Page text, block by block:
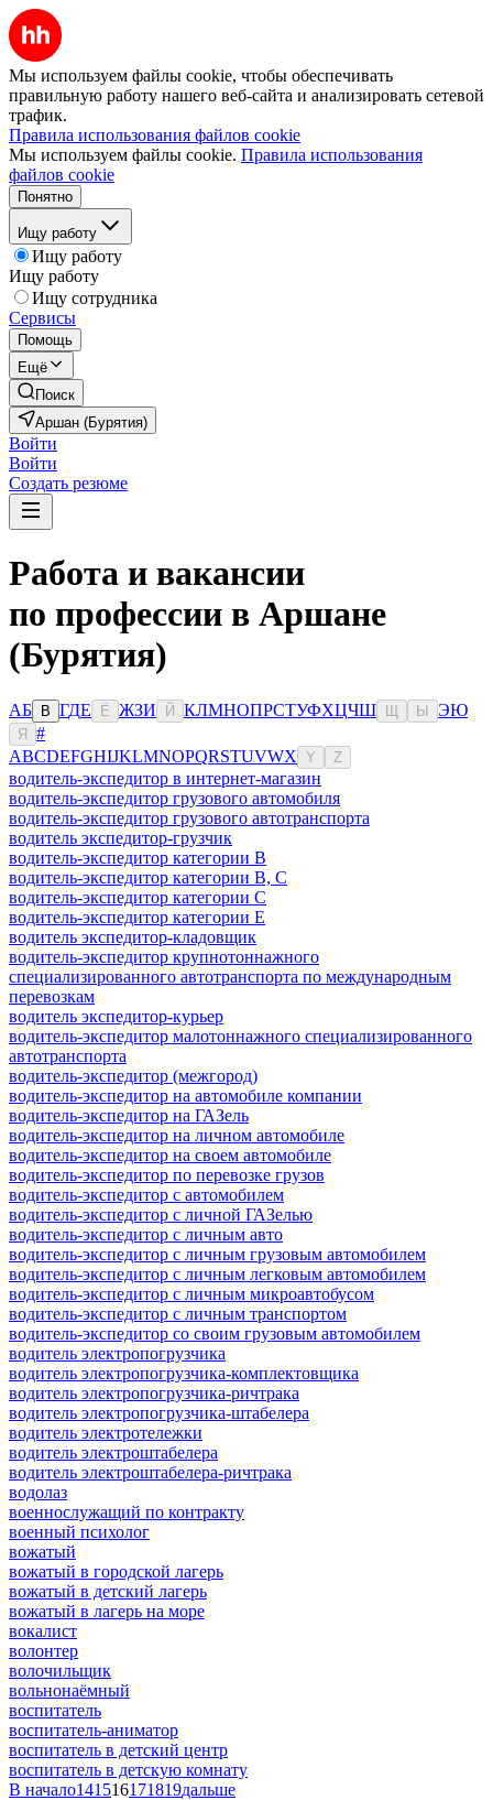
Мы используем файлы cookie, чтобы обеспечивать
правильную работу нашего веб-сайта и анализировать сетевой
трафик.
Правила использования файлов cookie
Мы используем файлы cookie. Правила использования
файлов cookie
Понятно
Ищу работу
Ищу работу
Ищу работу
Ищу сотрудника
Сервисы
Помощь
Ещё
Поиск
Аршан (Бурятия)
Войти
Войти
Создать резюме
Работа и вакансии
по профессии в Аршане
(Бурятия)
АБ В ГДЕ Ё ЖЗИ Й КЛМНОПРСТУФХЦЧШ Ы ЭЮ
Я
#
ABCDEFGHIJKLMNOPQRSTUVWX Y Z
водитель-экспедитор в интернет-магазин
водитель-экспедитор грузового автомобиля
водитель-экспедитор грузового автотранспорта
водитель экспедитор-грузчик
водитель-экспедитор категории B
водитель-экспедитор категории B, C
водитель-экспедитор категории C
водитель-экспедитор категории Е
водитель экспедитор-кладовщик
водитель-экспедитор крупнотоннажного
специализированного автотранспорта по международным
перевозкам
водитель экспедитор-курьер
водитель-экспедитор малотоннажного специализированного
автотранспорта
водитель-экспедитор (межгород)
водитель-экспедитор на автомобиле компании
водитель-экспедитор на ГАЗель
водитель-экспедитор на личном автомобиле
водитель-экспедитор на своем автомобиле
водитель-экспедитор по перевозке грузов
водитель-экспедитор с автомобилем
водитель-экспедитор с личной ГАЗелью
водитель-экспедитор с личным авто
водитель-экспедитор с личным грузовым автомобилем
водитель-экспедитор с личным легковым автомобилем
водитель-экспедитор с личным микроавтобусом
водитель-экспедитор с личным транспортом
водитель-экспедитор со своим грузовым автомобилем
водитель электропогрузчика
водитель электропогрузчика-комплектовщика
водитель электропогрузчика-ричтрака
водитель электропогрузчика-штабелера
водитель электротележки
водитель электроштабелера
водитель электроштабелера-ричтрака
водолаз
военнослужащий по контракту
военный психолог
вожатый
вожатый в городской лагерь
вожатый в детский лагерь
вожатый в лагерь на море
вокалист
волонтер
волочильщик
вольнонаёмный
воспитатель
воспитатель-аниматор
воспитатель в детский центр
воспитатель в детскую комнату
В начало141516171819дальше